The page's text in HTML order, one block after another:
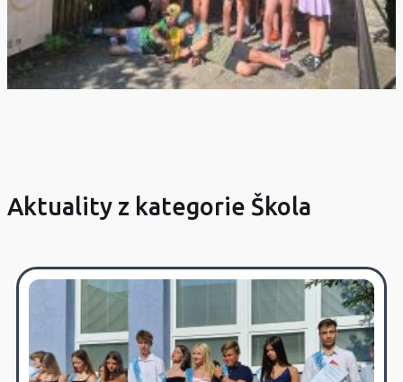
Aktuality z kategorie Škola